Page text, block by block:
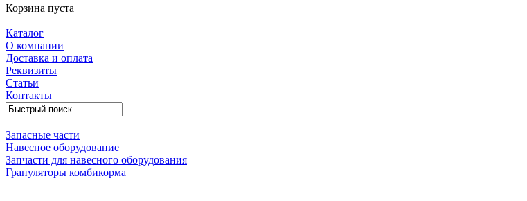
Корзина пуста
Каталог
О компании
Доставка и оплата
Реквизиты
Статьи
Контакты
Запасные части
Навесное оборудование
Запчасти для навесного оборудования
Грануляторы комбикорма